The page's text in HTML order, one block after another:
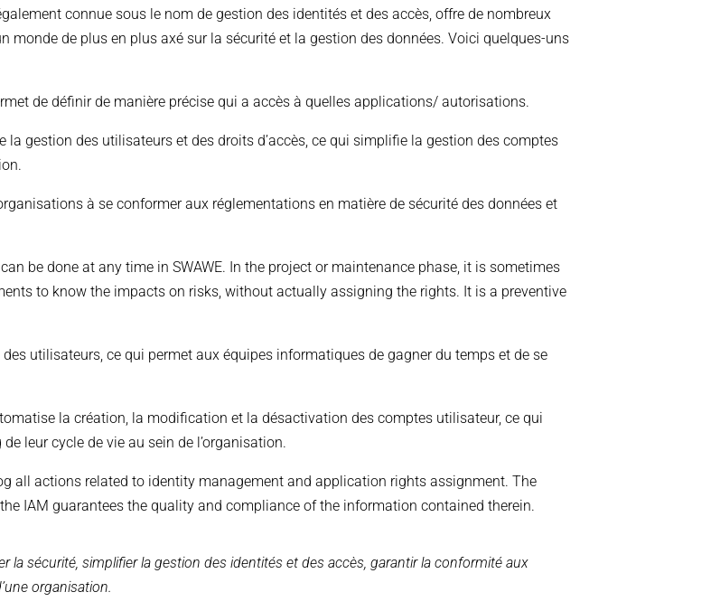
connue sous le nom de gestion des identités et des accès, offre de nombreux
de plus en plus axé sur la sécurité et la gestion des données. Voici quelques-uns
de définir de manière précise qui a accès à quelles applications/ autorisations.
la gestion des utilisateurs et des droits d’accès, ce qui simplifie la gestion des comptes
à se conformer aux réglementations en matière de sécurité des données et
be done at any time in SWAWE. In the project or maintenance phase, it is sometimes
to know the impacts on risks, without actually assigning the rights. It is a preventive
utilisateurs, ce qui permet aux équipes informatiques de gagner du temps et de se
la création, la modification et la désactivation des comptes utilisateur, ce qui
leur cycle de vie au sein de l’organisation.
all actions related to identity management and application rights assignment. The
IAM guarantees the quality and compliance of the information contained therein.
la sécurité, simplifier la gestion des identités et des accès, garantir la conformité aux
organisation.